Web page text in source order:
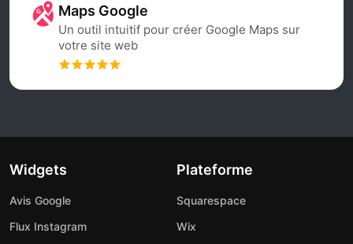
Maps Google
Un outil intuitif pour créer Google Maps sur
votre site web
Widgets
Avis Google
Flux Instagram
Plateforme
Squarespace
Wix